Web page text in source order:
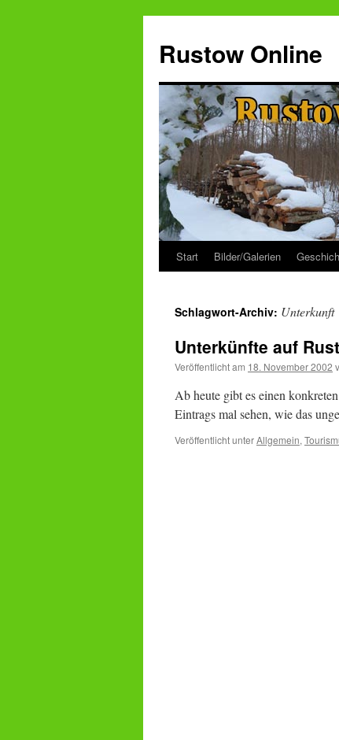
springen
Rustow Online
Start Bilder/Galerien
Schlagwort-Archiv: Unterkunft
Unterkünfte auf
Veröffentlicht am 18. November 2002
Ab heute gibt es einen
Eintrags mal sehen, wie das
Veröffentlicht unterAllgemein,